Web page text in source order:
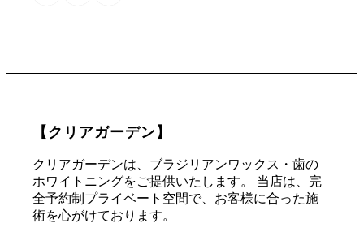
【クリアガーデン】
クリアガーデンは、ブラジリアンワックス・歯の
ホワイトニングをご提供いたします。 当店は、完
全予約制プライベート空間で、お客様に合った施
術を心がけております。